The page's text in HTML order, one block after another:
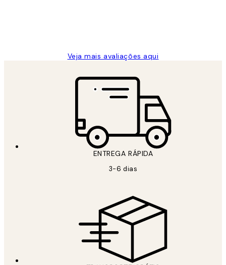
Veja mais avaliações aqui
ENTREGA RÁPIDA
3-6 dias